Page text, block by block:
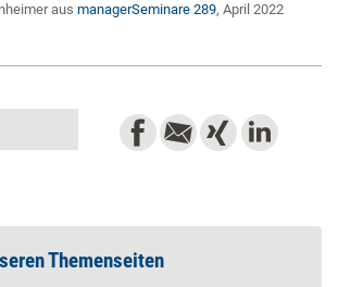
aus managerSeminare 289, April 2022
Themenseiten